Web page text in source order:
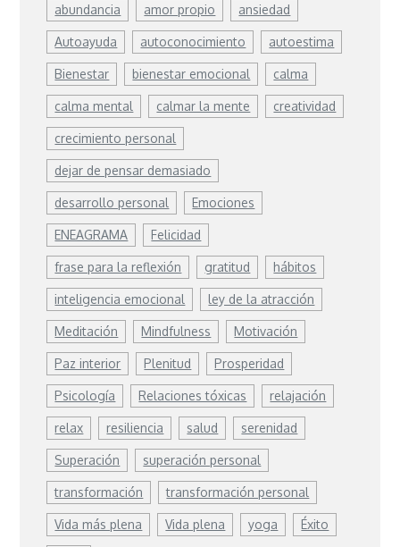
abundancia amor propio ansiedad
Autoayuda autoconocimiento autoestima
Bienestar bienestar emocional calma
calma mental calmar la mente creatividad
crecimiento personal
dejar de pensar demasiado
desarrollo personal Emociones
ENEAGRAMA Felicidad
frase para la reflexión gratitud hábitos
inteligencia emocional ley de la atracción
Meditación Mindfulness Motivación
Paz interior Plenitud Prosperidad
Psicología Relaciones tóxicas relajación
relax resiliencia salud serenidad
Superación superación personal
transformación transformación personal
Vida más plena Vida plena yoga Éxito